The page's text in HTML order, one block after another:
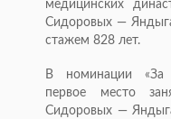
медицинских
Сидоровых —
стажем 828 лет.
В номинации «За
первое место
Сидоровых —